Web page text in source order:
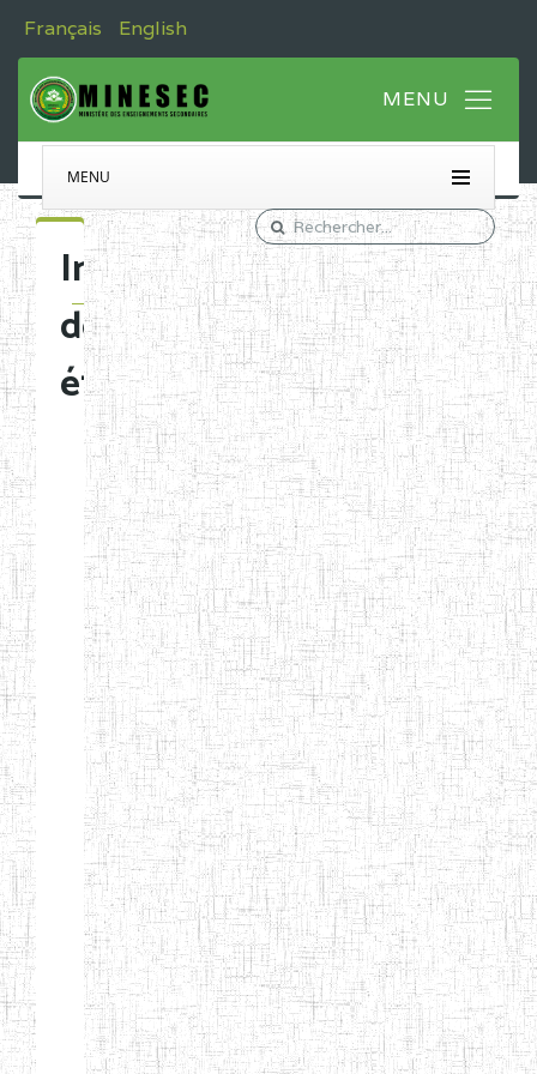
Français English
MENU
Immatriculation
des
établissements
Etablissements
d'enseignement
normal
ENI
Chercher:
Effacer les filtres
Denomination
Type